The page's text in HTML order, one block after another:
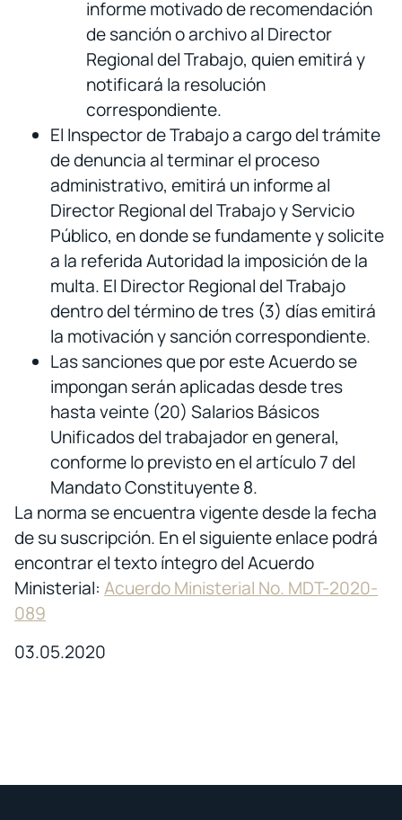
informe motivado de recomendación
de sanción o archivo al Director
Regional del Trabajo, quien emitirá y
notificará la resolución
correspondiente.
El Inspector de Trabajo a cargo del trámite
de denuncia al terminar el proceso
administrativo, emitirá un informe al
Director Regional del Trabajo y Servicio
Público, en donde se fundamente y solicite
a la referida Autoridad la imposición de la
multa. El Director Regional del Trabajo
dentro del término de tres (3) días emitirá
la motivación y sanción correspondiente.
Las sanciones que por este Acuerdo se
impongan serán aplicadas desde tres
hasta veinte (20) Salarios Básicos
Unificados del trabajador en general,
conforme lo previsto en el artículo 7 del
Mandato Constituyente 8.
La norma se encuentra vigente desde la fecha
de su suscripción. En el siguiente enlace podrá
encontrar el texto íntegro del Acuerdo
Ministerial: Acuerdo Ministerial No. MDT-2020-
089
03.05.2020